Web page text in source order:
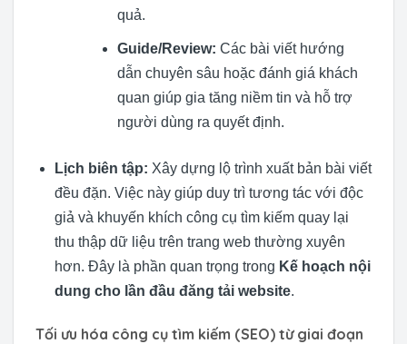
quả.
Guide/Review: Các bài viết hướng
dẫn chuyên sâu hoặc đánh giá khách
quan giúp gia tăng niềm tin và hỗ trợ
người dùng ra quyết định.
Lịch biên tập: Xây dựng lộ trình xuất bản bài viết
đều đặn. Việc này giúp duy trì tương tác với độc
giả và khuyến khích công cụ tìm kiếm quay lại
thu thập dữ liệu trên trang web thường xuyên
hơn. Đây là phần quan trọng trong Kế hoạch nội
dung cho lần đầu đăng tải website.
Tối ưu hóa công cụ tìm kiếm (SEO) từ giai đoạn